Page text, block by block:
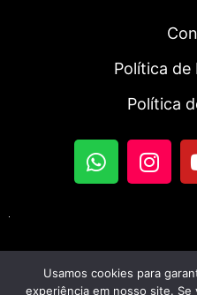
Política de
Política
© 2023, Fortal
Usamos cookies para
experiência em nosso site.